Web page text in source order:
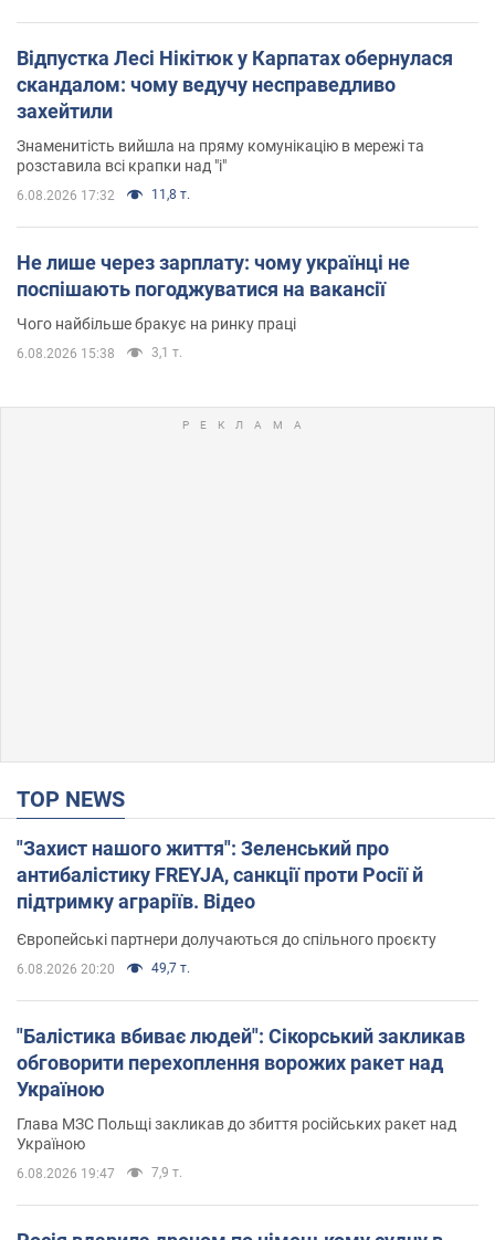
Відпустка Лесі Нікітюк у Карпатах обернулася
скандалом: чому ведучу несправедливо
захейтили
Знаменитість вийшла на пряму комунікацію в мережі та
розставила всі крапки над "і"
6.08.2026 17:32 11,8 т.
Не лише через зарплату: чому українці не
поспішають погоджуватися на вакансії
Чого найбільше бракує на ринку праці
6.08.2026 15:38 3,1 т.
TOP NEWS
"Захист нашого життя": Зеленський про
антибалістику FREYJA, санкції проти Росії й
підтримку аграріїв. Відео
Європейські партнери долучаються до спільного проєкту
6.08.2026 20:20 49,7 т.
"Балістика вбиває людей": Сікорський закликав
обговорити перехоплення ворожих ракет над
Україною
Глава МЗС Польщі закликав до збиття російських ракет над
Україною
6.08.2026 19:47 7,9 т.